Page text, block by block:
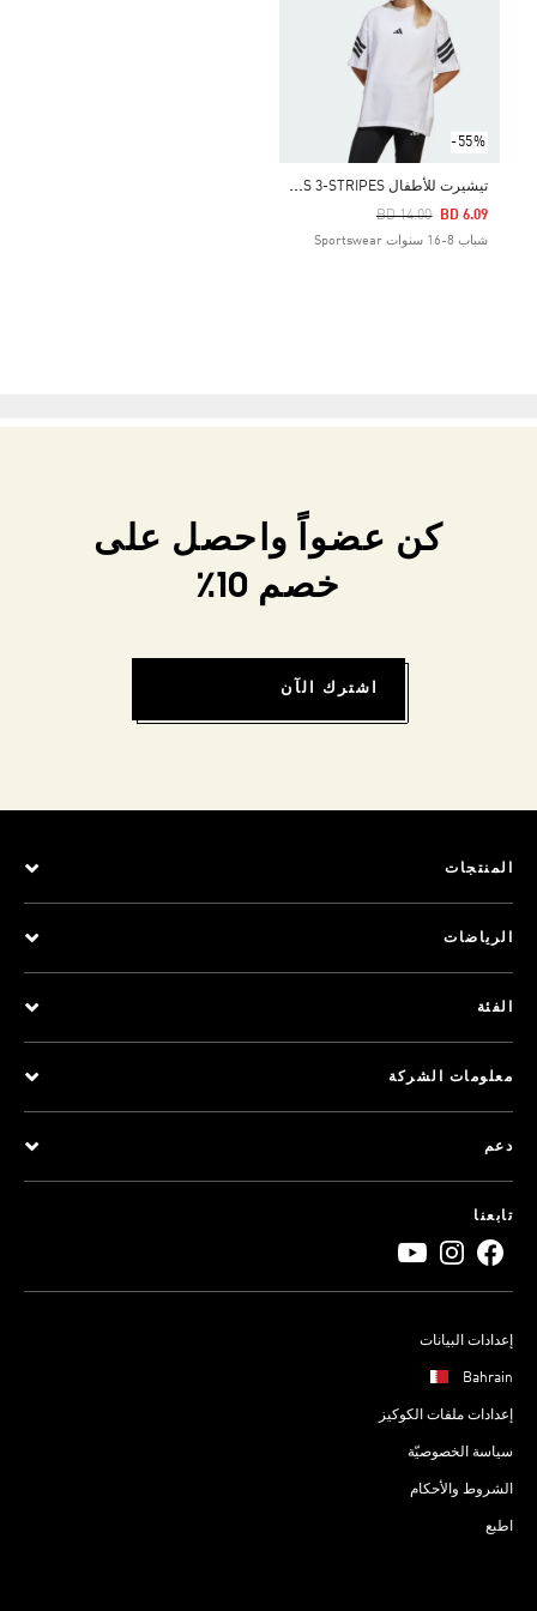
-55%
ت
يشيرت للأطفال FUTURE ICONS 3-STRIPES
Price Reduced From
BD 14.00
To BD 6.09
شباب 8-16 سنوات Sportswear
كن عضواً واحصل على
خصم 10٪
اشترك الآن
المنتجات
الرياضات
الفئة
معلومات الشركة
دعم
تابعنا
إعدادات البيانات
Bahrain
إعدادات ملفات الكوكيز
سياسة الخصوصيّة
الشروط والأحكام
اطبع